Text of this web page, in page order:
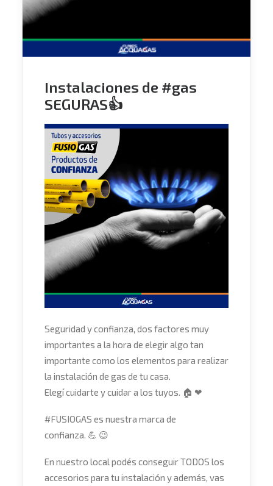
Instalaciones de #gas
SEGURAS👍
Seguridad y confianza, dos factores muy
importantes a la hora de elegir algo tan
importante como los elementos para realizar
la instalación de gas de tu casa.
Elegí cuidarte y cuidar a los tuyos. 🏠 ❤
#FUSIOGAS es nuestra marca de
confianza. 💪 😉
En nuestro local podés conseguir TODOS los
accesorios para tu instalación y además, vas